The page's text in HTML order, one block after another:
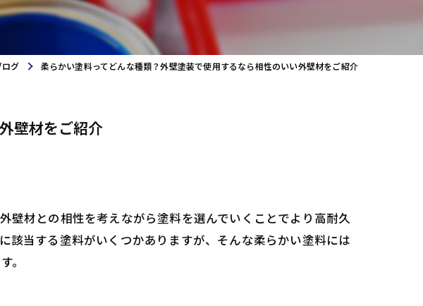
ログ 柔らかい塗料ってどんな種類？外壁塗装で使用するなら相性のいい外壁材をご紹介
壁材をご紹介
壁材との相性を考えながら塗料を選んでいくことでより高耐久
該当する塗料がいくつかありますが、そんな柔らかい塗料には
。